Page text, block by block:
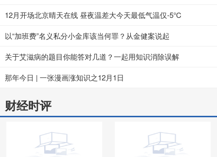
12月开场北京晴天在线 昼夜温差大今天最低气温仅-5℃
以“加班费”名义私分小金库该当何罪？从金健案说起
关于艾滋病的题目你能答对几道？一起用知识消除误解
那年今日 | 一张漫画涨知识之12月1日
财经时评